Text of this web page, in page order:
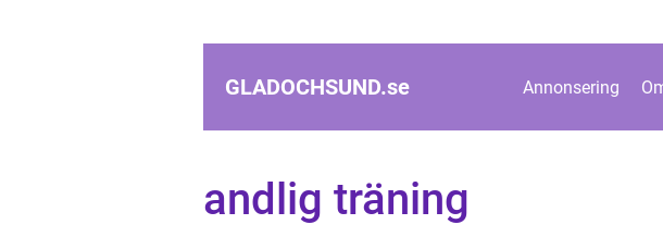
GLADOCHSUND.se Annonsering
andlig träning